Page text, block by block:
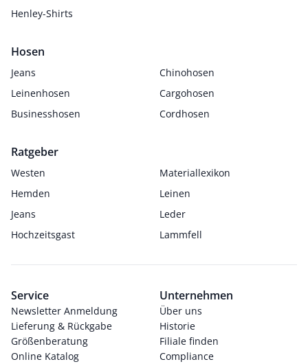
Henley-Shirts
Hosen
Jeans
Chinohosen
Leinenhosen
Cargohosen
Businesshosen
Cordhosen
Ratgeber
Westen
Materiallexikon
Hemden
Leinen
Jeans
Leder
Hochzeitsgast
Lammfell
Service
Newsletter Anmeldung
Lieferung & Rückgabe
Größenberatung
Online Katalog
Unternehmen
Über uns
Historie
Filiale finden
Compliance